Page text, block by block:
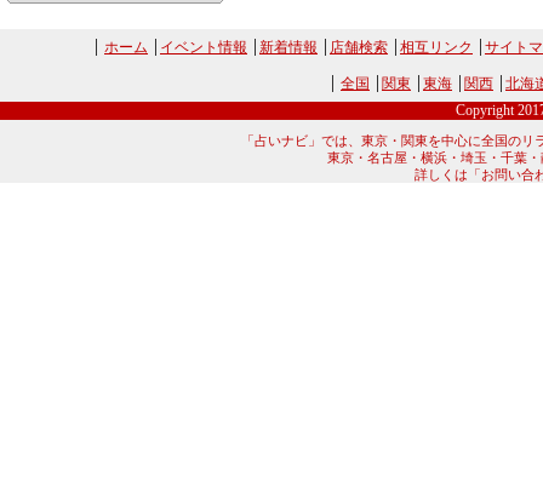
ホーム イベント情報 新着情報 店舗検索 相互リンク サイト
全国 関東 東海 関西
北海
Copyright
「占いナビ」では、東京・関東を中心に全国の
東京・名古屋・横浜・埼玉・千葉
詳しくは「お問い合